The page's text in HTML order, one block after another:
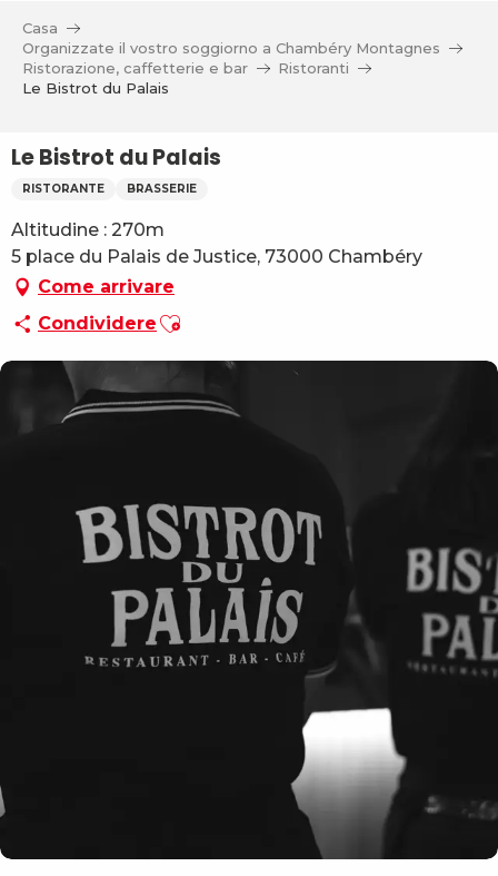
contenu
principal
Casa
Organizzate il vostro soggiorno a Chambéry Montagnes
Ristorazione, caffetterie e bar
Ristoranti
Le Bistrot du Palais
Le Bistrot du Palais
RISTORANTE BRASSERIE
Altitudine : 270m
5 place du Palais de Justice, 73000 Chambéry
Come arrivare
Condividere Ajouter aux favoris